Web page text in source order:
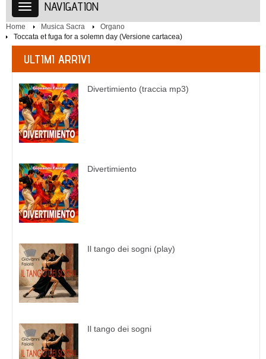
NAVIGATION
Home Musica Sacra
Organo
Toccata et fuga for a solemn day (Versione cartacea)
ULTIMI ARRIVI
Divertimiento (traccia mp3)
Divertimiento
Il tango dei sogni (play)
Il tango dei sogni